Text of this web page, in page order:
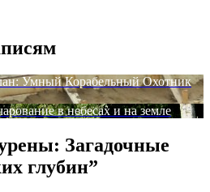
Умный Корабельный Охотник
в небесах и на земле
Загадочные
глубин”